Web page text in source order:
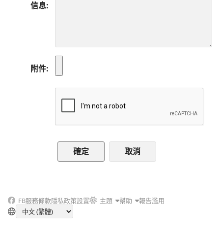
信息
附件
取消
FB服務條款隱私政策設置 主題 幫助 報告濫用